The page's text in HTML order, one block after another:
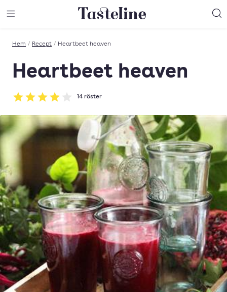
Till Tastelines startsida
Hem / Recept / Heartbeet heaven
Heartbeet heaven
Betyg: 3.93 av 5
14 röster